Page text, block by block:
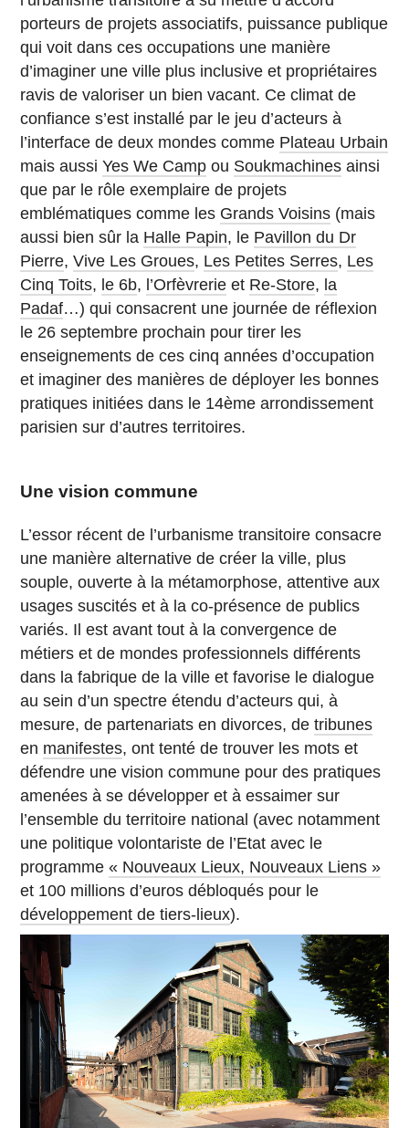
porteurs de projets associatifs, puissance publique
qui voit dans ces occupations une manière
d’imaginer une ville plus inclusive et propriétaires
ravis de valoriser un bien vacant. Ce climat de
confiance s’est installé par le jeu d’acteurs à
l’interface de deux mondes comme Plateau Urbain
mais aussiYes We Camp ou Soukmachines ainsi
que par le rôle exemplaire de projets
emblématiques comme les Grands Voisins (mais
aussi bien sûr la Halle Papin, le Pavillon du Dr
Pierre,Vive Les Groues, Les Petites Serres, Les
Cinq Toits, le 6b, l’Orfèvrerie et Re-Store, la
Padaf…) qui consacrent une journée de réflexion
le 26 septembre prochain pour tirer les
enseignements de ces cinq années d’occupation
et imaginer des manières de déployer les bonnes
pratiques initiées dans le 14ème arrondissement
parisien sur d’autres territoires.
Une vision commune
L’essor récent de l’urbanisme transitoire consacre
une manière alternative de créer la ville, plus
souple, ouverte à la métamorphose, attentive aux
usages suscités et à la co-présence de publics
variés. Il est avant tout à la convergence de
métiers et de mondes professionnels différents
dans la fabrique de la ville et favorise le dialogue
au sein d’un spectre étendu d’acteurs qui, à
mesure, de partenariats en divorces, detribunes
en manifestes, ont tenté de trouver les mots et
défendre une vision commune pour des pratiques
amenées à se développer et à essaimer sur
l’ensemble du territoire national (avec notamment
une politique volontariste de l’Etat avec le
programme« Nouveaux Lieux, Nouveaux Liens »
et 100 millions d’euros débloqués pour le
développement de tiers-lieux).